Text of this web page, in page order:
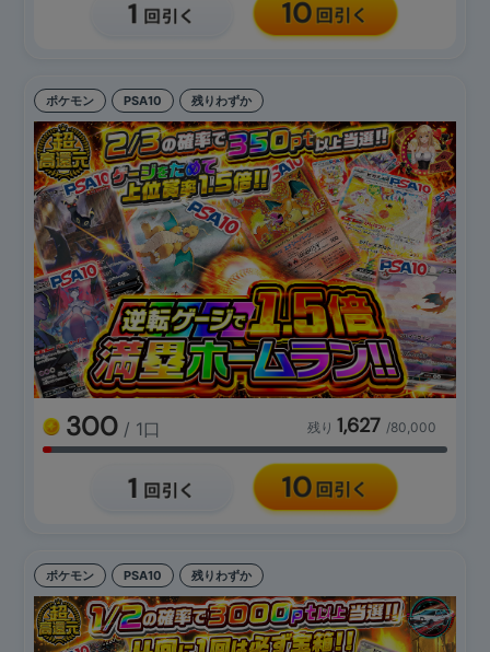
ポケモン PSA10 残りわずか
300 / 1口 残り 1,627 /80,000
ポケモン PSA10 残りわずか